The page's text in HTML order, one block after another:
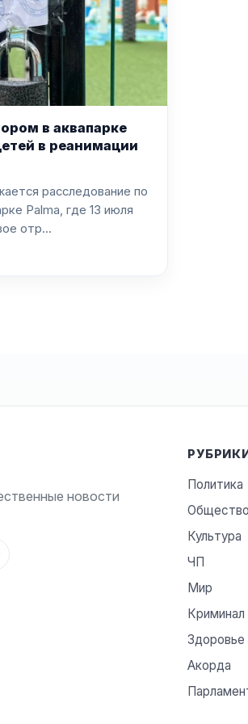
в аквапарке
в реанимации
расследование по
Palma, где 13 июля
отр...
новости
Политика
Общество
Культура
ЧП
Мир
Криминал
Здоровье
Акорда